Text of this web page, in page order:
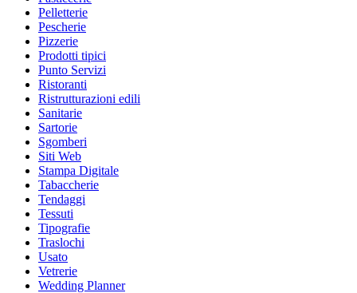
Pelletterie
Pescherie
Pizzerie
Prodotti tipici
Punto Servizi
Ristoranti
Ristrutturazioni edili
Sanitarie
Sartorie
Sgomberi
Siti Web
Stampa Digitale
Tabaccherie
Tendaggi
Tessuti
Tipografie
Traslochi
Usato
Vetrerie
Wedding Planner